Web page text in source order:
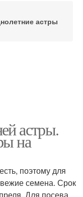
астры
астры.
на
поэтому для
семена. Срок